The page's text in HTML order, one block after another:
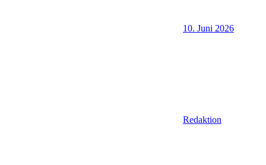
10. Juni 2026
Redaktion